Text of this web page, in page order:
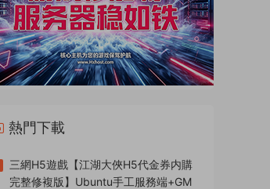
熱門下載
三網H5遊戲【江湖大俠H5代金券内購
完整修複版】Ubuntu手工服務端+GM